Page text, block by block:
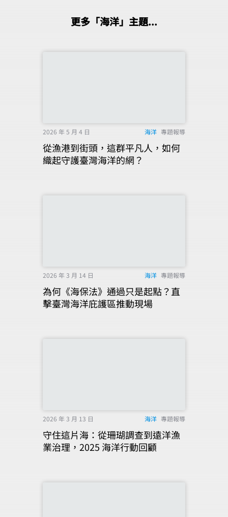
更多「海洋」主題...
2026 年 5 月 4 日 海洋 專題報導
從漁港到街頭，這群平凡人，如何
織起守護臺灣海洋的網？
2026 年 3 月 14 日 海洋 專題報導
為何《海保法》通過只是起點？直
擊臺灣海洋庇護區推動現場
2026 年 3 月 13 日 海洋 專題報導
守住這片海：從珊瑚調查到遠洋漁
業治理，2025 海洋行動回顧